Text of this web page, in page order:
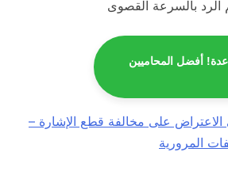
الرد بالسرعة القصوى
أفضل المحاميين
على مخالفة قطع الإشارة –
المرورية